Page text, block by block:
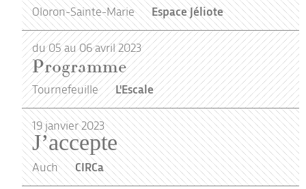
Oloron-Sainte-Marie Espace Jéliote
du 05 au 06 avril 2023
Programme
Tournefeuille L'Escale
19janvier2023
J’accepte
Auch CIRCa